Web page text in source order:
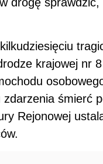
krajowej nr 8
śmierć
Rejonowej